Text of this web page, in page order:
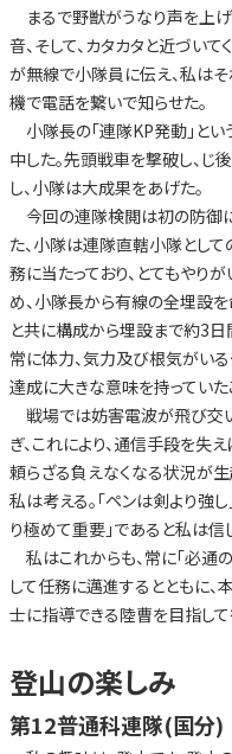
まるで野獣がうなり声を上げ
音、そして、カタカタと近づい
が無線で小隊員に伝え、私は
機で電話を繋いで知らせた。
小隊長の「連隊KP発動」と
中した。先頭戦車を撃破し、
し、小隊は大成果をあげた。
今回の連隊検閲は初の防御
た、小隊は連隊直轄小隊とし
務に当たっており、とてもやり
め、小隊長から有線の全埋設
と共に構成から埋設まで約3日
常に体力、気力及び根気がい
達成に大きな意味を持っていた
戦場では妨害電波が飛び交
ぎ、これにより、通信手段を失
頼らざる負えなくなる状況が
私は考える。「ペンは剣より強
り極めて重要」であると私は信
私はこれからも、常に「必通
して任務に邁進するとともに、
士に指導できる陸曹を目指して
登山の楽しみ
第12普通科連隊(国